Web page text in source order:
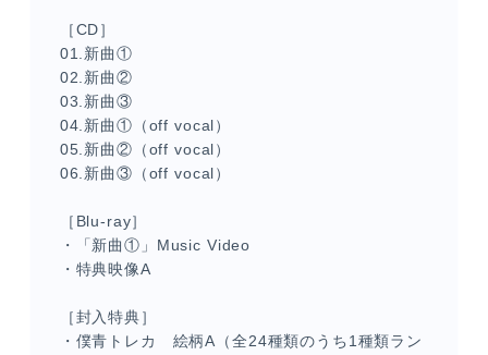
［CD］
01.新曲①
02.新曲②
03.新曲③
04.新曲①（off vocal）
05.新曲②（off vocal）
06.新曲③（off vocal）
［Blu-ray］
・「新曲①」Music Video
・特典映像A
［封入特典］
・僕青トレカ 絵柄A（全24種類のうち1種類ラン